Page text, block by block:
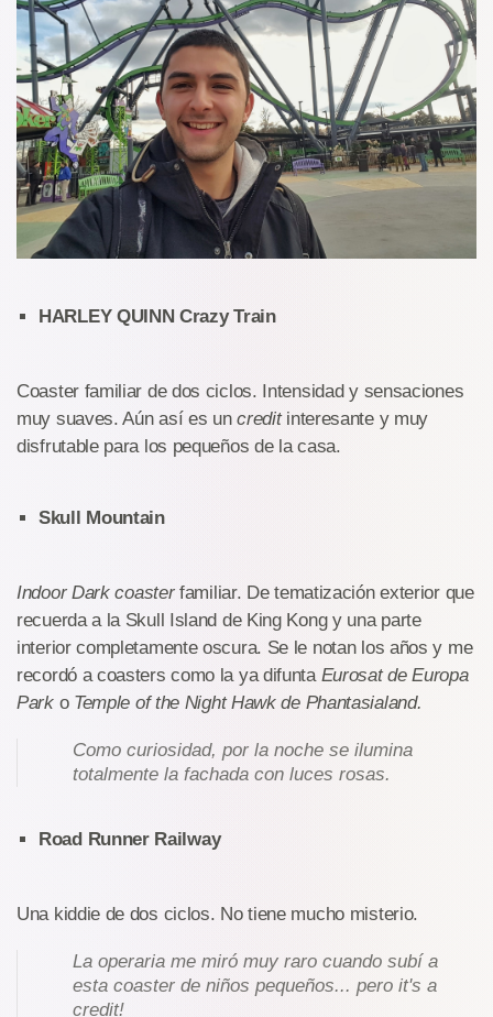
HARLEY QUINN Crazy Train
Coaster familiar de dos ciclos. Intensidad y sensaciones
muy suaves. Aún así es uncreditinteresante y muy
disfrutable para los pequeños de la casa.
Skull Mountain
Indoor Dark coasterfamiliar. De tematización exterior que
recuerda a la Skull Island de King Kong y una parte
interior completamente oscura. Se le notan los años y me
recordó a coasters como la ya difunta Eurosat de Europa
Parko Temple of the Night Hawk de Phantasialand.
Como curiosidad, por la noche se ilumina
totalmente la fachada con luces rosas.
Road Runner Railway
Una kiddie de dos ciclos. No tiene mucho misterio.
La operaria me miró muy raro cuando subí a
esta coaster de niños pequeños... pero it's a
credit!